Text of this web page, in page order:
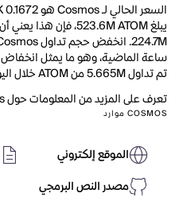
تم تداول 5.665M من ATOM خلال اليوم الماضي.
تعرف على المزيد من المعلومات حول Cosmos هنا.
COSMOS موارد
الموقع إلكتروني
مصدر النص البرمجي